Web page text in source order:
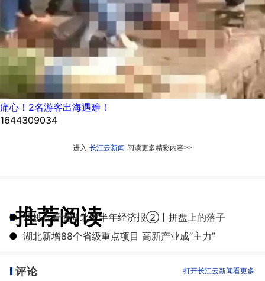
痛心！2名游客出海遇难！
1644309034
进入 长江云新闻 阅读更多精彩内容>>
推荐阅读
● 从拼豆看懂湖北上半年经济报②丨拼盘上的落子
● 湖北新增88个省级重点项目 高新产业成“主力”
评论 打开长江云新闻看更多